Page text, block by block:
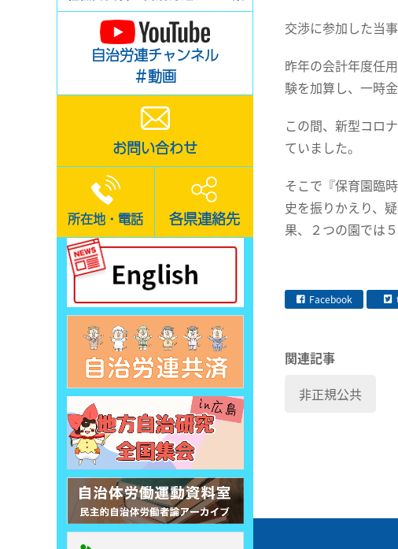
自治労連チャンネル
＃動画
お問い合わせ
所在地・電話 各県連絡先
交渉に参加した当
昨年の会計年度任
験を加算し、一時
この間、新型コロ
ていました。
そこで『保育園臨
史を振りかえり、
果、２つの園では
Facebook
関連記事
非正規公共